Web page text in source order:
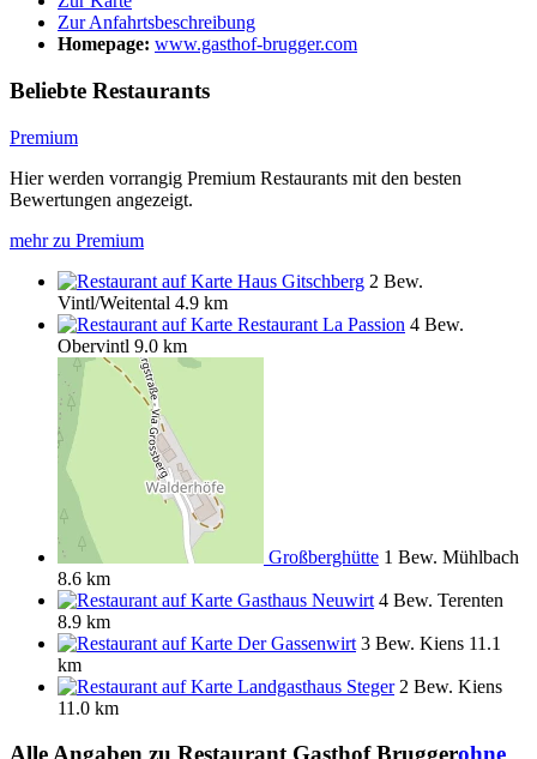
Zur Anfahrtsbeschreibung
Homepage: www.gasthof-brugger.com
Beliebte Restaurants
Premium
Hier werden vorrangig Premium Restaurants mit den besten
Bewertungen angezeigt.
mehr zu Premium
Haus Gitschberg 2 Bew.
Vintl/Weitental 4.9 km
Restaurant La Passion 4 Bew.
Obervintl 9.0 km
Großberghütte 1 Bew. Mühlbach
8.6 km
Gasthaus Neuwirt 4 Bew. Terenten
8.9 km
Der Gassenwirt 3 Bew. Kiens 11.1
km
Landgasthaus Steger 2 Bew. Kiens
11.0 km
Alle Angaben zu Restaurant Gasthof Bruggerohne